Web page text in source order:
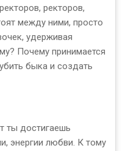
ректоров,
между ними, просто
удерживая
Почему принимается
быка и создать
ты достигаешь
энергии любви. К тому